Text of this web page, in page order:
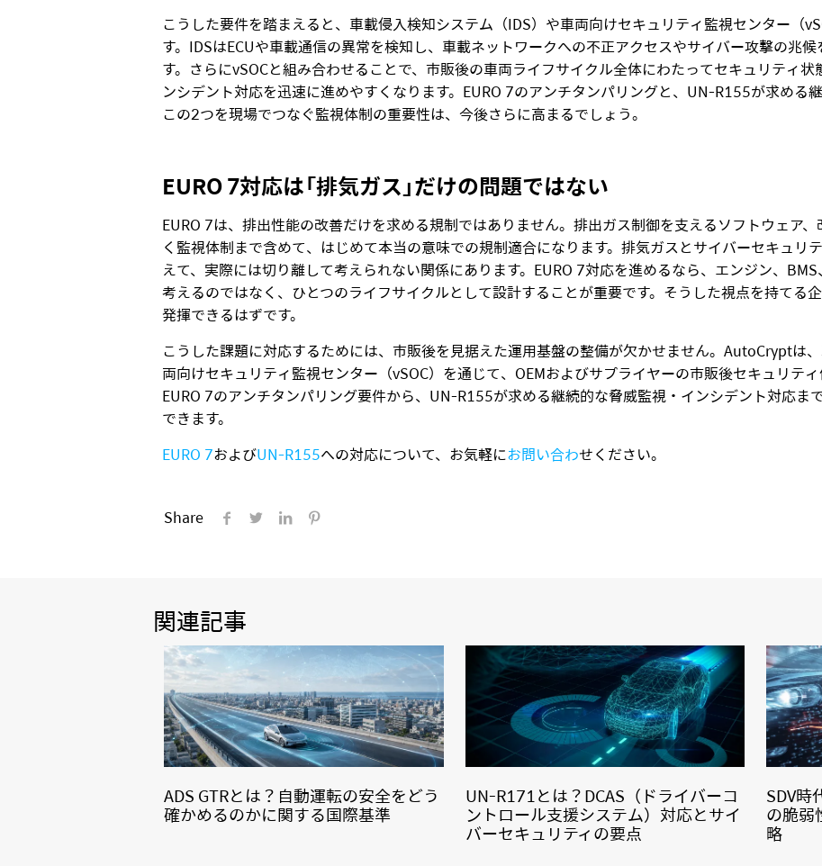
こうした要件を踏まえると、車載侵入検知システム（IDS）や車両向けセキュリティ監視センター（
す。IDSはECUや車載通信の異常を検知し、車載ネットワークへの不正アクセスやサイバー攻撃の兆
す。さらにvSOCと組み合わせることで、市販後の車両ライフサイクル全体にわたってセキュリティ
ンシデント対応を迅速に進めやすくなります。EURO 7のアンチタンパリングと、UN-R155が求め
この2つを現場でつなぐ監視体制の重要性は、今後さらに高まるでしょう。
EURO 7対応は「排気ガス」だけの問題ではない
EURO 7は、排出性能の改善だけを求める規制ではありません。排出ガス制御を支えるソフトウェア
く監視体制まで含めて、はじめて本当の意味での規制適合になります。排気ガスとサイバーセキュリ
えて、実際には切り離して考えられない関係にあります。 EURO 7対応を進めるなら、エンジン、
考えるのではなく、ひとつのライフサイクルとして設計することが重要です。そうした視点を持てる
発揮できるはずです。
こうした課題に対応するためには、市販後を見据えた運用基盤の整備が欠かせません。AutoCryptは
両向けセキュリティ監視センター（vSOC）を通じて、OEMおよびサプライヤーの市販後セキュリティ
EURO 7のアンチタンパリング要件から、UN-R155が求める継続的な脅威監視・インシデント対応ま
できます。
EURO 7およびUN-R155への対応について、お気軽にお問い合わせください。
Share
関連記事
ADS GTRとは？自動運転の安全をどう
確かめるのかに関する国際基準
UN-R171とは？DCAS（ドライバーコ
ントロール支援システム）対応とサイ
バーセキュリティの要点
SDV時
の脆弱
略